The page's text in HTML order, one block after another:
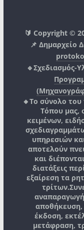
🔰 Copyright ©
📌 Δημαρχείο
🔹Σχεδιασμός-
🔸Το σύνολο
Τόπου μας,
κειμένων,
υπηρεσιών
αποτελούν
και
διατάξεις
εξαίρεση τα
τρίτων.
έκδοση,
μετάφραση,